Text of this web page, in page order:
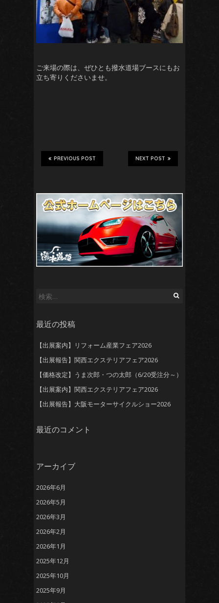
ご来場の際は、ぜひとも撥水道場ブースにもお
立ち寄りくださいませ。
NEXT POST
PREVIOUS POST
検
最近の投稿
【出展案内】リフォーム産業フェア2026
【出展報告】関西エクステリアフェア2026
【価格改定】うま次郎・つの太郎（6/20受注分～）
【出展案内】関西エクステリアフェア2026
【出展報告】大阪モーターサイクルショー2026
最近のコメント
アーカイブ
2026年6月
2026年5月
2026年3月
2026年2月
2026年1月
2025年12月
2025年10月
2025年9月